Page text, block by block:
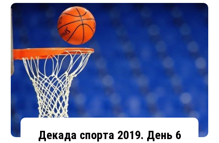
Декада спорта 2019. День 6